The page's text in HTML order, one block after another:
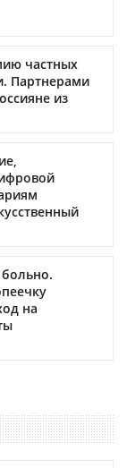
частных
Партнерами
из
на